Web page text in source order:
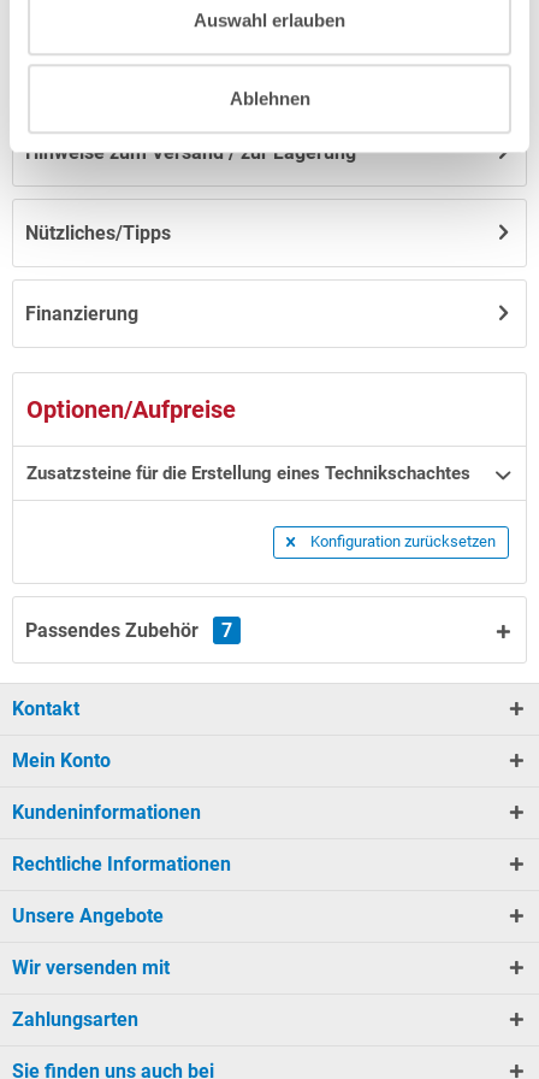
Auswahl erlauben
Ablehnen
Finanzierung
Anleitungen/Datenblätter
Hinweise zum Versand / zur Lagerung
Nützliches/Tipps
Optionen/Aufpreise
Zusatzsteine für die Erstellung eines Technikschachtes
Konfiguration zurücksetzen
Passendes Zubehör 7
Kontakt
Mein Konto
Kundeninformationen
Rechtliche Informationen
Unsere Angebote
Wir versenden mit
Zahlungsarten
Sie finden uns auch bei